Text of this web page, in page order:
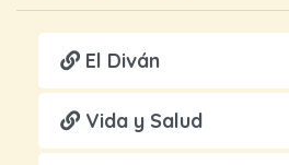
El Diván
Vida y Salud